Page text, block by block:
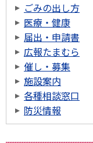
ごみの出し方
医療・健康
届出・申請書
広報たまむら
催し・募集
施設案内
各種相談窓口
防災情報